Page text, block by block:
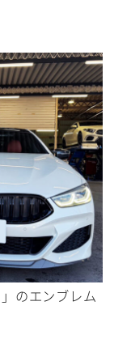
のエンブレム